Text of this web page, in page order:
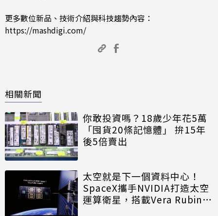
更多數位新品、技術介紹與科技趨勢內容：
https://mashdigi.com/
相關新聞
你敢投資嗎？18歲少年花5萬
「囤貨20條記憶體」 拚15年
後5倍賣出
太空就是下一個資料中心！
SpaceX攜手NVIDIA打造太空
運算衛星，搭載Vera Rubin運